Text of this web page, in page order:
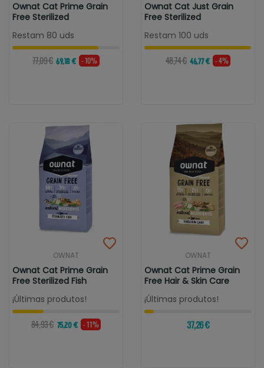
Ownat Cat Prime Grain
Free Sterilized
Restam 80 uds
77,09 € 69,18 € - 10%
Ownat Cat Just Grain
Free Sterilized
Restam 100 uds
48,74 € 46,77 € - 4%
OWNAT
Ownat Cat Prime Grain
Free Sterilized Fish
¡Últimas produtos!
84,93 € 75,20 € - 11%
OWNAT
Ownat Cat Prime Grain
Free Hair & Skin Care
¡Últimas produtos!
37,26 €